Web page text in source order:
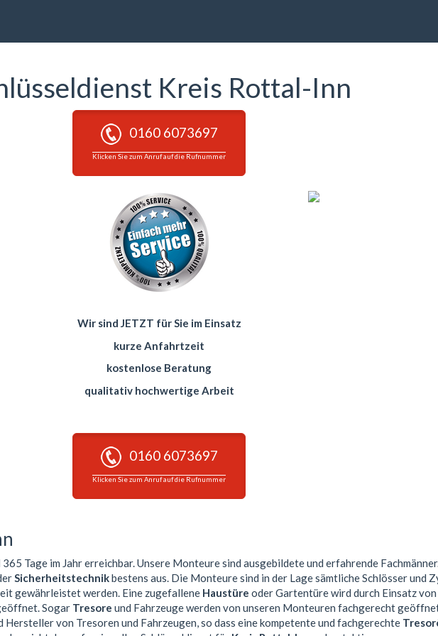
Kreis Rottal-Inn
0160 6073697
Klicken Sie zum Anruf auf die Rufnummer
Wir sind JETZT für Sie im Einsatz
kurze Anfahrtzeit
kostenlose Beratung
qualitativ hochwertige Arbeit
0160 6073697
Klicken Sie zum Anruf auf die Rufnummer
Tage im Jahr erreichbar. Unsere Monteure sind ausgebildete und erfahrende
Sicherheitstechnikbestens aus. Die Monteure sind in der Lage sämtliche Schlösser und
gewährleistet werden. Eine zugefallene Haustüre oder Gartentüre wird durch Einsatz
Sogar Tresore und Fahrzeuge werden von unseren Monteuren fachgerecht
von Tresoren und Fahrzeugen, so dass eine kompetente und fachgerechte